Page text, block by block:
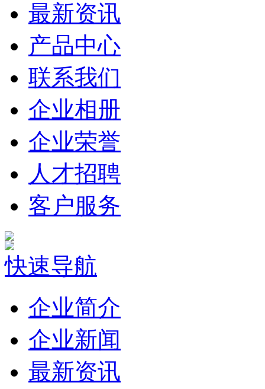
最新资讯
产品中心
联系我们
企业相册
企业荣誉
人才招聘
客户服务
快速导航
企业简介
企业新闻
最新资讯